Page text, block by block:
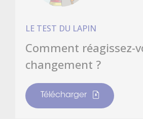
LE TEST DU LAPIN
Comment réagissez-
changement ?
Télécharger